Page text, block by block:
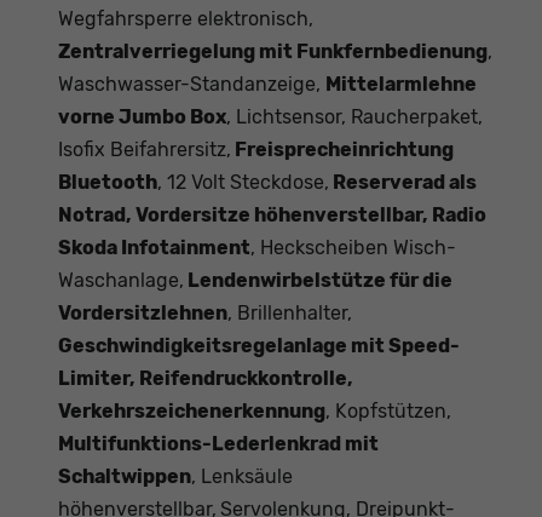
Wegfahrsperre elektronisch,
Zentralverriegelung mit Funkfernbedienung,
Waschwasser-Standanzeige, Mittelarmlehne
vorne Jumbo Box, Lichtsensor, Raucherpaket,
Isofix Beifahrersitz, Freisprecheinrichtung
Bluetooth, 12 Volt Steckdose, Reserverad als
Notrad, Vordersitze höhenverstellbar, Radio
Skoda Infotainment, Heckscheiben Wisch-
Waschanlage, Lendenwirbelstütze für die
Vordersitzlehnen, Brillenhalter,
Geschwindigkeitsregelanlage mit Speed-
Limiter, Reifendruckkontrolle,
Verkehrszeichenerkennung, Kopfstützen,
Multifunktions-Lederlenkrad mit
Schaltwippen, Lenksäule
höhenverstellbar, Servolenkung, Dreipunkt-